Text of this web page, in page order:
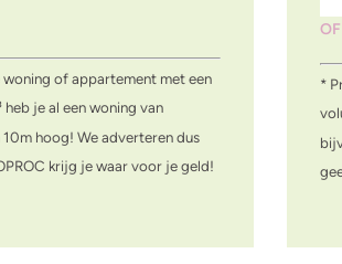
of appartement met een
je al een woning van
hoog! We adverteren dus
krijg je waar voor je geld!
*